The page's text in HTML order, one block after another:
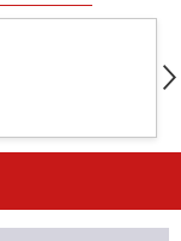
石人の星